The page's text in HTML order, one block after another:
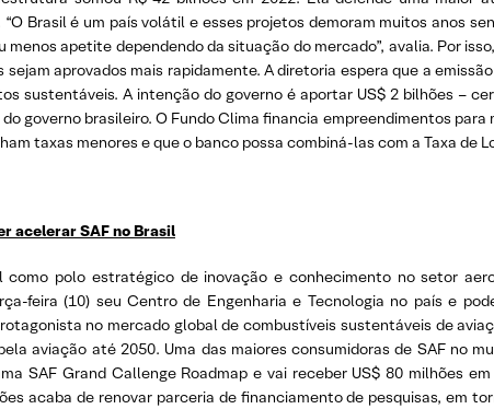
Brasil é um país volátil e esses projetos demoram muitos anos
apetite dependendo da situação do mercado”, avalia. Por
aprovados mais rapidamente. A diretoria espera que a
sustentáveis. A intenção do governo é aportar US$ 2 bilhões –
governo brasileiro. O Fundo Clima financia empreendimentos
taxas menores e que o banco possa combiná-las com a Taxa de
acelerar SAF no Brasil
como polo estratégico de inovação e conhecimento no setor
feira (10) seu Centro de Engenharia e Tecnologia no país e
no mercado global de combustíveis sustentáveis de
aviação até 2050. Uma das maiores consumidoras de SAF no
SAF Grand Callenge Roadmap e vai receber US$ 80 milhões
acaba de renovar parceria de financiamento de pesquisas, em